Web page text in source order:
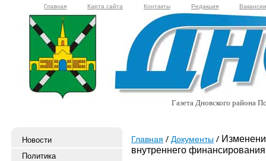
Главная Карта сайта Контакты Редакция Вакансии
Газета Дновского района
Новости
Политика
Главная Документы
внутреннего